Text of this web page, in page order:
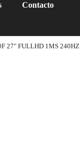
Contacto
27″ FULLHD 1MS